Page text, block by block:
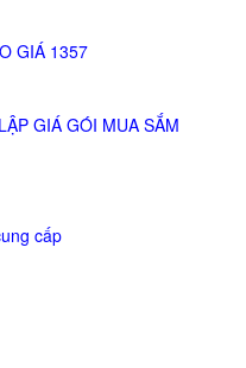
GIÁ 1357
GIÁ GÓI MUA SẮM
cấp